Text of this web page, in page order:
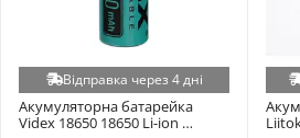
Відправка через 4 дні
Акумуляторна батарейка
Videx 18650 18650 Li-ion